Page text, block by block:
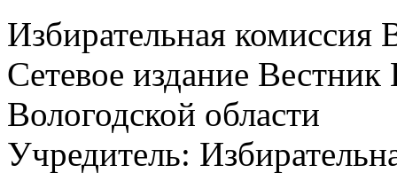
Избирательная комиссия
Сетевое издание
Вологодской области
Учредитель: